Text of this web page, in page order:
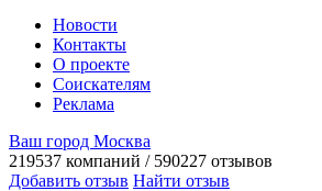
Новости
Контакты
О проекте
Соискателям
Реклама
Ваш город Москва
219537 компаний / 590227 отзывов
Добавить отзыв Найти отзыв